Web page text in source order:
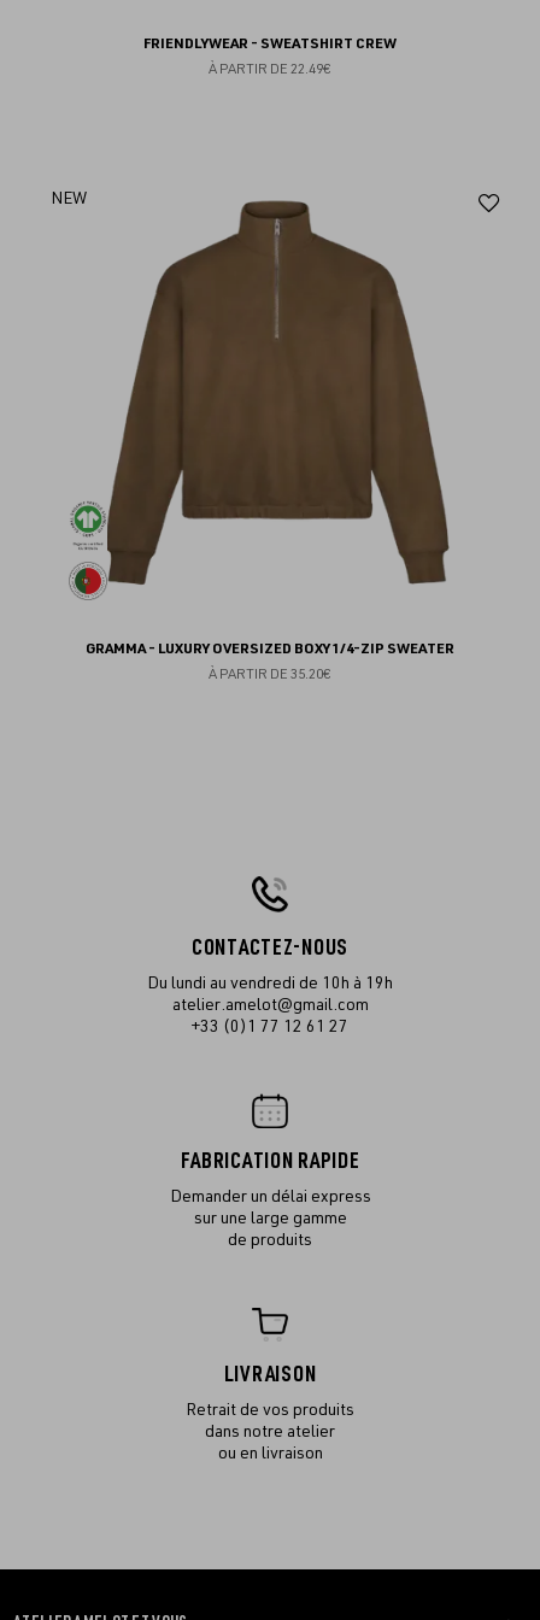
FRIENDLYWEAR - SWEATSHIRT CREW
À PARTIR DE 22.49€
NEW
GRAMMA - LUXURY OVERSIZED BOXY 1/4-ZIP SWEATER
À PARTIR DE 35.20€
CONTACTEZ-NOUS
Du lundi au vendredi de 10h à 19h
atelier.amelot@gmail.com
+33 (0)1 77 12 61 27
FABRICATION RAPIDE
Demander un délai express
sur une large gamme
de produits
LIVRAISON
Retrait de vos produits
dans notre atelier
ou en livraison